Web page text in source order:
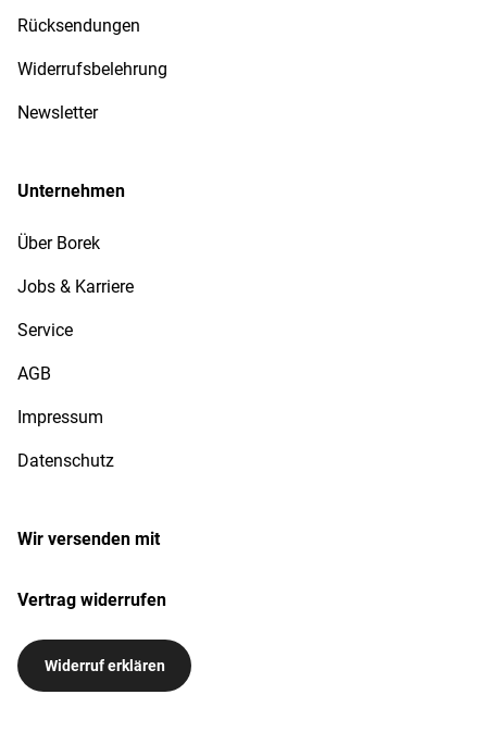
Rücksendungen
Widerrufsbelehrung
Newsletter
Unternehmen
Über Borek
Jobs & Karriere
Service
AGB
Impressum
Datenschutz
Wir versenden mit
Vertrag widerrufen
Widerruf erklären